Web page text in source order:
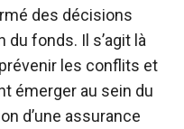
des décisions
fonds. Il s’agit là
les conflits et
émerger au sein du
d’une assurance